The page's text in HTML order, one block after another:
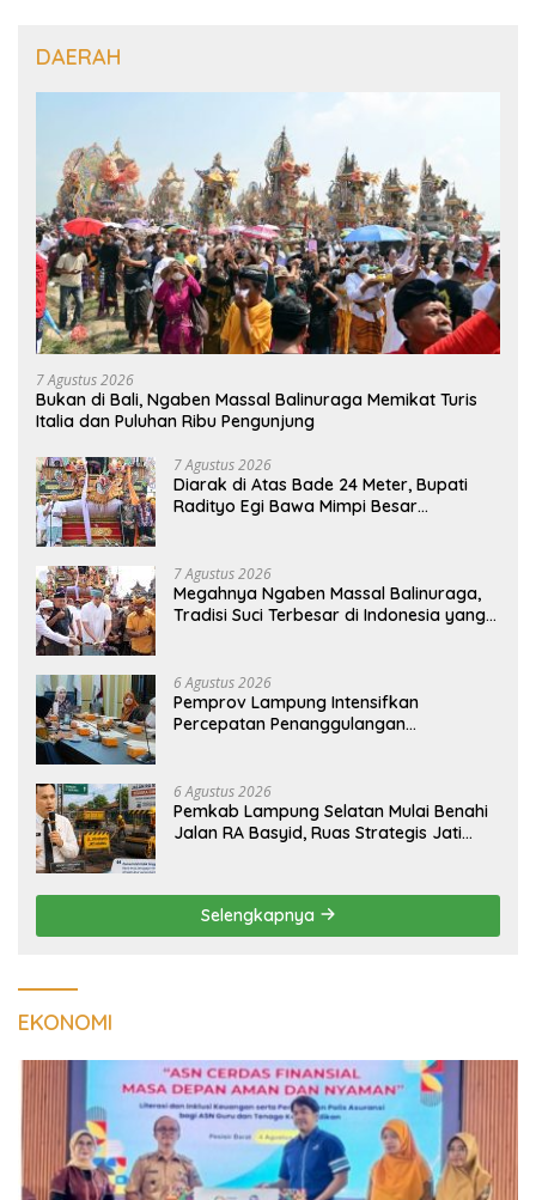
DAERAH
7 Agustus 2026
Bukan di Bali, Ngaben Massal Balinuraga Memikat Turis
Italia dan Puluhan Ribu Pengunjung
7 Agustus 2026
Diarak di Atas Bade 24 Meter, Bupati
Radityo Egi Bawa Mimpi Besar
7 Agustus 2026
Megahnya Ngaben Massal Balinuraga,
Tradisi Suci Terbesar di Indonesia yang
6 Agustus 2026
Pemprov Lampung Intensifkan
Percepatan Penanggulangan
6 Agustus 2026
Pemkab Lampung Selatan Mulai Benahi
Jalan RA Basyid, Ruas Strategis Jati
Selengkapnya
EKONOMI